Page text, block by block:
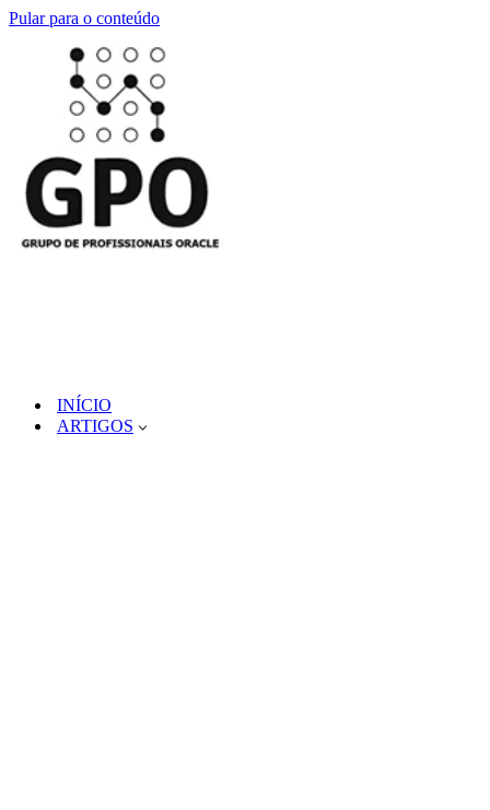
Pular para o conteúdo
INÍCIO
ARTIGOS